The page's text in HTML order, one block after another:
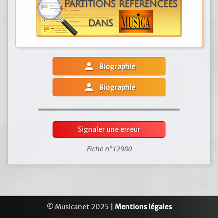
person Biographie
person Biographie
Signaler une erreur
Fiche n°12980
© Musicanet 2025 | Mentions légales